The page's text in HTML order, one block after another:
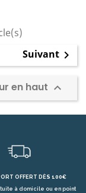
Suivant 
en haut 
OFFERT DÈS 100€
à domicile ou en point